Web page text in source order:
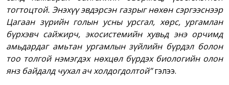
тогтоцтой. Энэхүү эвдэрсэн газрыг нөхөн сэргээснээр
Цагаан зүрийн голын усны урсгал, хөрс, ургамлан
бүрхэвч сайжирч, экосистемийн хувьд энэ орчимд
амьдардаг амьтан ургамлын зүйлийн бүрдэл болон
тоо толгой нэмэгдэх нөхцөл бүрдэх биологийн олон
янз байдалд чухал ач холдогдолтой”гэлээ.